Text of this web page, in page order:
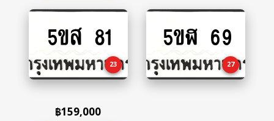
to
5ขส 81
23
฿159,000
to
5ขฬ 69
27